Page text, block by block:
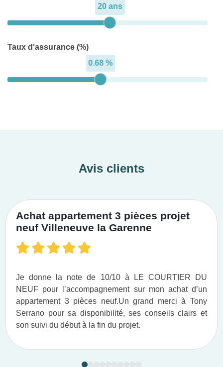
20 ans
Taux d'assurance (%)
0.68 %
Avis clients
Achat appartement 3 pièces projet
neuf Villeneuve la Garenne
Je donne la note de 10/10 à LE COURTIER DU
NEUF pour l’accompagnement sur mon achat d’un
appartement 3 pièces neuf.​ Un grand merci à Tony
Serrano pour sa disponibilité, ses conseils clairs et
son suivi du début à la fin du projet.​